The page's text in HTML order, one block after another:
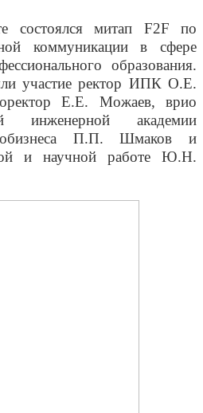
состоялся митап F2F по
коммуникации в сфере
образования.
участие ректор ИПК О.Е.
Е.Е. Можаев, врио
инженерной академии
П.П. Шмаков и
и научной работе Ю.Н.